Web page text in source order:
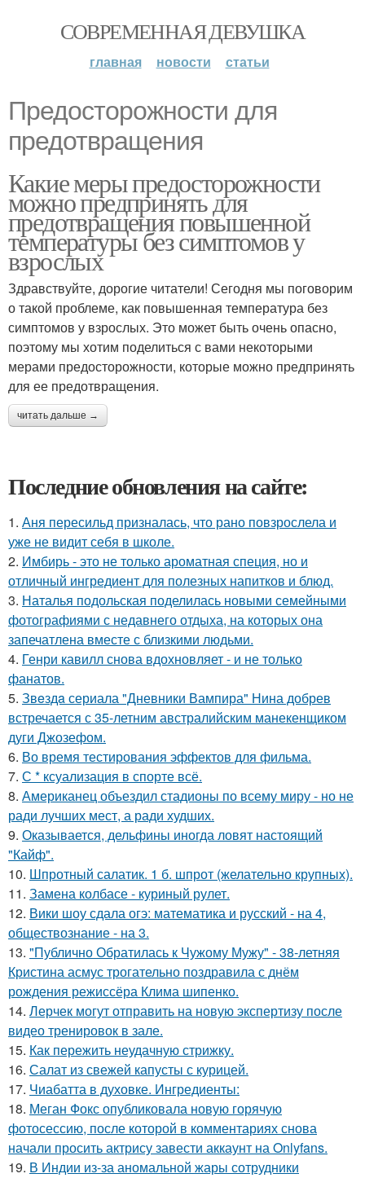
СОВРЕМЕННАЯ ДЕВУШКА
главная новости статьи
Предосторожности для
предотвращения
Какие меры предосторожности
можно предпринять для
предотвращения повышенной
температуры без симптомов у
взрослых
Здравствуйте, дорогие читатели! Сегодня мы поговорим
о такой проблеме, как повышенная температура без
симптомов у взрослых. Это может быть очень опасно,
поэтому мы хотим поделиться с вами некоторыми
мерами предосторожности, которые можно предпринять
для ее предотвращения.
читать дальше →
Последние обновления на сайте:
1. Аня пересильд призналась, что рано повзрослела и
уже не видит себя в школе.
2. Имбирь - это не только ароматная специя, но и
отличный ингредиент для полезных напитков и блюд.
3. Наталья подольская поделилась новыми семейными
фотографиями с недавнего отдыха, на которых она
запечатлена вместе с близкими людьми.
4. Генри кавилл снова вдохновляет - и не только
фанатов.
5. Звeздa сериала "Дневники Вампира" Нина добрев
встречается с 35-летним австралийским манекенщиком
дуги Джозефом.
6. Во время тестирования эффектов для фильма.
7. С * ксуализация в спорте всё.
8. Американец объездил стадионы по всему миру - но не
ради лучших мест, а ради худших.
9. Оказывается, дельфины иногда ловят настоящий
"Кайф".
10. Шпротный салатик. 1 б. шпрот (желательно крупных).
11. Замена колбасе - куриный рулет.
12. Вики шоу сдала огэ: математика и русский - на 4,
обществознание - на 3.
13. "Публично Обратилась к Чужому Мужу" - 38-летняя
Кристина асмус трогательно поздравила с днём
рождения режиссёра Клима шипенко.
14. Лерчек могут отправить на новую экспертизу после
видео тренировок в зале.
15. Как пережить неудачную стрижку.
16. Салат из свежей капусты с курицей.
17. Чиабатта в духовке. Ингредиенты:
18. Меган Фокс опубликовала новую горячую
фотосессию, после которой в комментариях снова
начали просить актрису завести аккаунт на Onlyfans.
19. В Индии из-за аномальной жары сотрудники